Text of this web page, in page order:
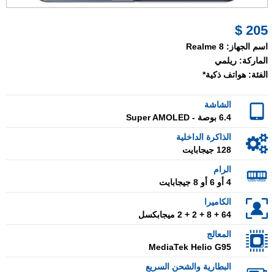
205 $
اسم الجهاز: Realme 8
الماركة: ريلمي
الفئة: هواتف ذكية*
الشاشة
6.4 بوصة - Super AMOLED
الذاكرة الداخلية
128 جيجابايت
الرام
4 أو 6 أو 8 جيجابايت
الكاميرا
64 + 8 + 2 + 2 ميجابكسل
المعالج
MediaTek Helio G95
البطارية والشحن السريع